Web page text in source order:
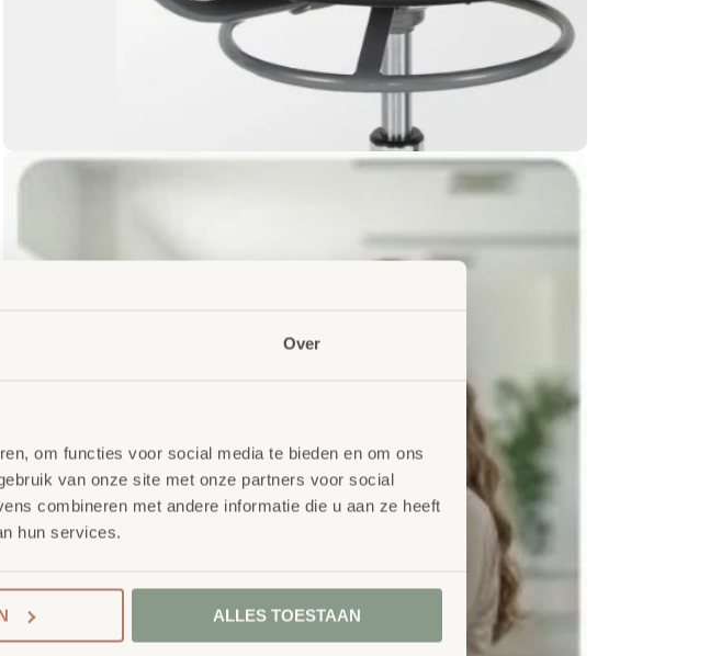
Over
om functies voor social media te bieden en om ons
van onze site met onze partners voor social
combineren met andere informatie die u aan ze heeft
hun services.
ALLES TOESTAAN